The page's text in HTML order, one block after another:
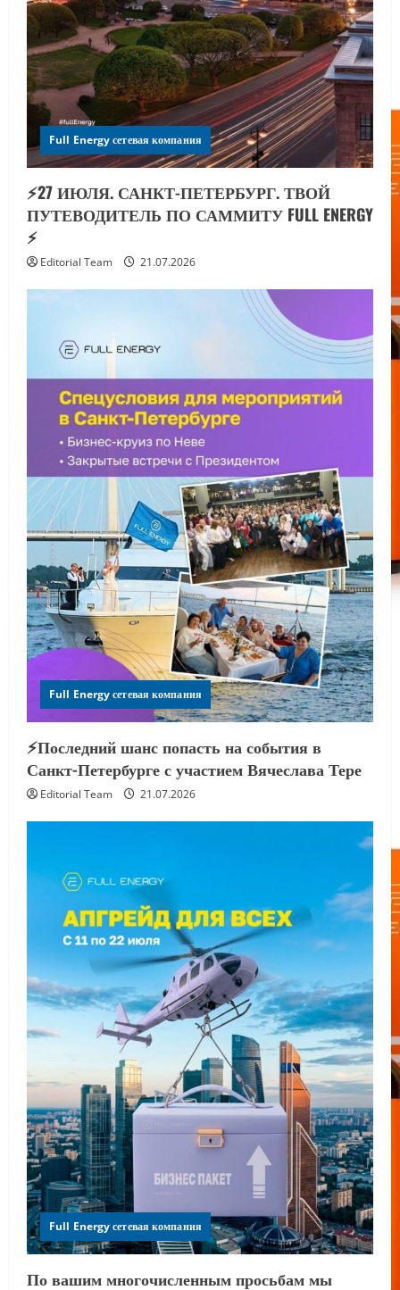
Full Energy сетевая компания
⚡️27 ИЮЛЯ. САНКТ-ПЕТЕРБУРГ. ТВОЙ
ПУТЕВОДИТЕЛЬ ПО САММИТУ FULL ENERGY
⚡️
Editorial Team 21.07.2026
Full Energy сетевая компания
⚡️Последний шанс попасть на события в
Санкт-Петербурге с участием Вячеслава Тере
Editorial Team 21.07.2026
Full Energy сетевая компания
По вашим многочисленным просьбам мы